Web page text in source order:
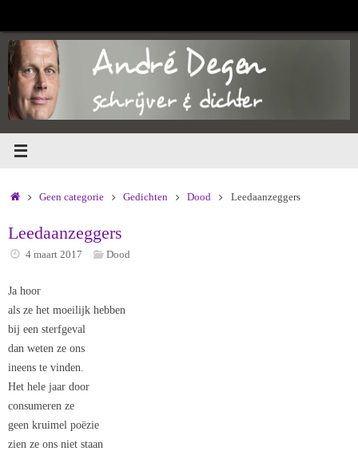
de
inhoud
HomeGeen categorie Gedichten Dood Leedaanzeggers
Leedaanzeggers
4 maart 2017 Dood
Ja hoor
als ze het moeilijk hebben
bij een sterfgeval
dan weten ze ons
ineens te vinden.
Het hele jaar door
consumeren ze
geen kruimel poëzie
zien ze ons niet staan